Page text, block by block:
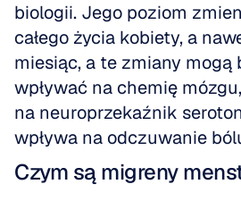
biologii. Jego poziom
całego życia kobiety, a
miesiąc, a te zmiany mogą
wpływać na chemię
na neuroprzekaźnik
wpływa na odczuwanie
Czym są migreny